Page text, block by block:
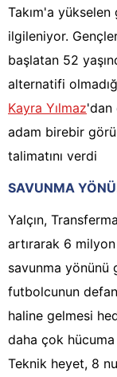
Takım'a
ilgileniyor.
başlatan 52
alternatifi
Kayra Yılmaz'dan
adam birebir
talimatını verdi
SAVUNMA
Yalçın,
artırarak 6
savunma yönünü
futbolcunun
haline gelmesi
daha çok
Teknik heyet, 8